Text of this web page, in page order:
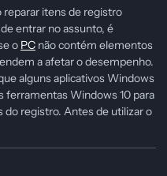
itens de registro
entrar no assunto, é
o PC não contém elementos
a afetar o desempenho.
alguns aplicativos Windows
ferramentas Windows 10 para
do registro. Antes de utilizar o